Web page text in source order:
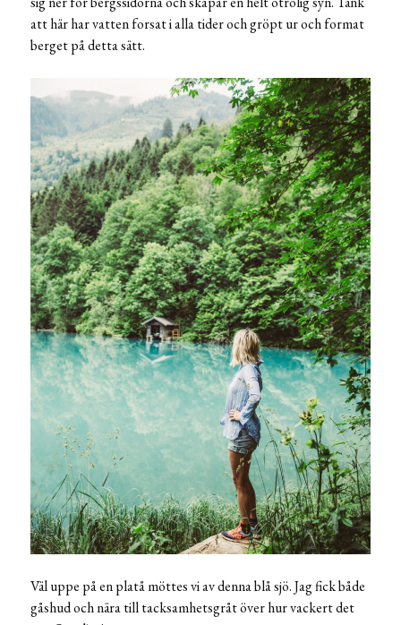
att här har vatten forsat i alla tider och gröpt ur och format
berget på detta sätt.
Väl uppe på en platå möttes vi av denna blå sjö. Jag fick både
gåshud och nära till tacksamhetsgråt över hur vackert det